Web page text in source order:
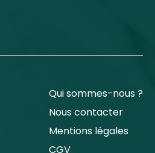
Qui sommes-nous ?
Nous contacter
Mentions légales
CGV